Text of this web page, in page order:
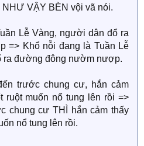
VẬY BÈN vội vã nói.
Lễ Vàng, người dân đổ ra
=> Khổ nỗi đang là Tuần Lễ
ra đường đông nườm nượp.
trước chung cư, hắn cảm
ruột muốn nổ tung lên rồi =>
chung cư THÌ hắn cảm thấy
nổ tung lên rồi.